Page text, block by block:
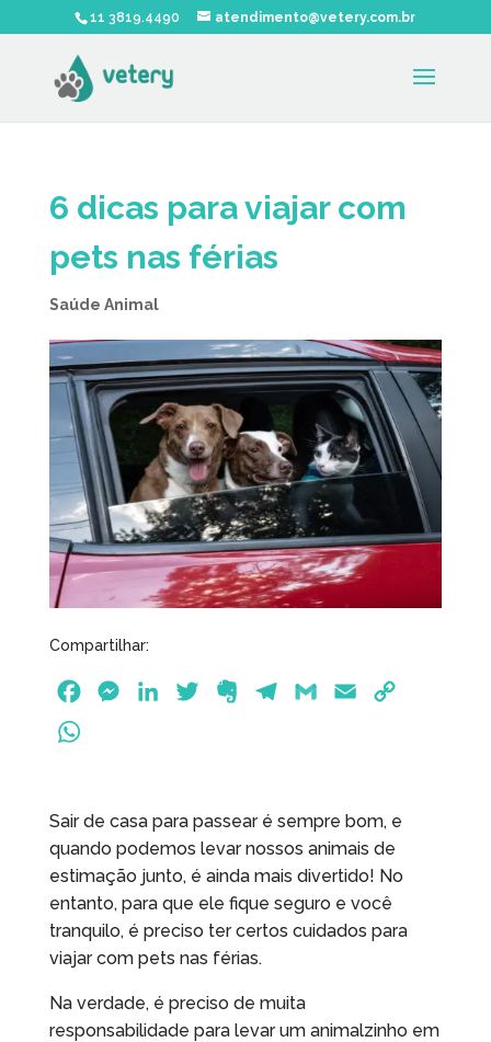
11 3819.4490 atendimento@vetery.com.br
6 dicas para viajar com
pets nas férias
Saúde Animal
Compartilhar:
b
o
o
k
M
e
n
g
e
r
e
d
I
n
t
e
r
n
o
t
e
g
r
a
m
l
l
L
n
t
s
A
p
p
Sair de casa para passear é sempre bom, e
quando podemos levar nossos animais de
estimação junto, é ainda mais divertido! No
entanto, para que ele fique seguro e você
tranquilo, é preciso ter certos cuidados para
viajar com pets nas férias.
Na verdade, é preciso de muita
responsabilidade para levar um animalzinho em